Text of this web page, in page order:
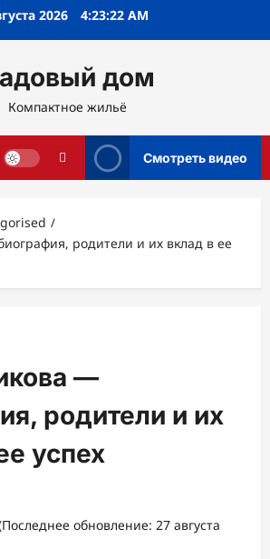
2026 4:23:24 AM
дом
Компактное жильё
Смотреть видео
родители и их вклад в ее
—
родители и их
успех
обновление: 27 августа